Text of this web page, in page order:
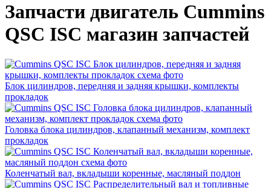
Запчасти двигатель Cummins
QSC ISC магазин запчастей
Блок цилиндров, передняя и задняя крышки, комплекты
прокладок
Головка блока цилиндров, клапанный механизм, комплект
прокладок
Коленчатый вал, вкладыши коренные, масляный поддон